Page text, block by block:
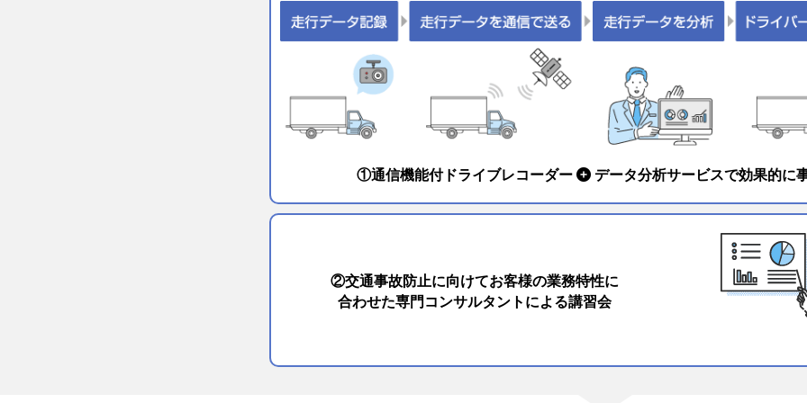
①通信機能付ドライブレコーダー データ分析サービスで効果的に
②交通事故防止に向けてお客様の業務特性に
合わせた専門コンサルタントによる講習会